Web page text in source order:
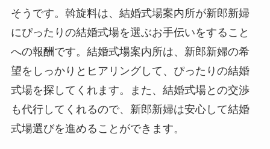
そうです。斡旋料は、結婚式場案内所が新郎新婦
にぴったりの結婚式場を選ぶお手伝いをすること
への報酬です。結婚式場案内所は、新郎新婦の希
望をしっかりとヒアリングして、ぴったりの結婚
式場を探してくれます。また、結婚式場との交渉
も代行してくれるので、新郎新婦は安心して結婚
式場選びを進めることができます。